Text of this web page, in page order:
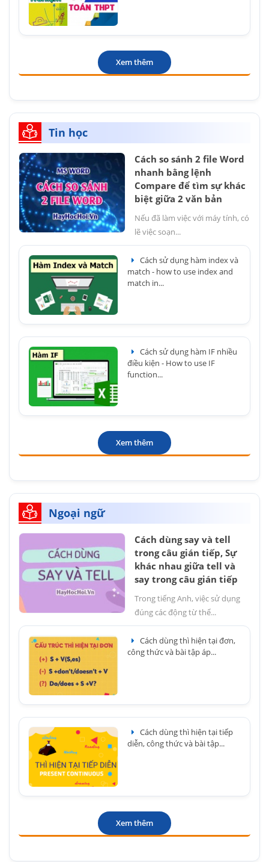
Xem thêm
Tin học
Cách so sánh 2 file Word
nhanh bằng lệnh
Compare để tìm sự khác
biệt giữa 2 văn bản
Nếu đã làm việc với máy tính, có
lẽ việc soạn...
Cách sử dụng hàm index và
match - how to use index and
match in...
Cách sử dụng hàm IF nhiều
điều kiện - How to use IF
function...
Xem thêm
Ngoại ngữ
Cách dùng say và tell
trong câu gián tiếp, Sự
khác nhau giữa tell và
say trong câu gián tiếp
Trong tiếng Anh, việc sử dụng
đúng các động từ thể...
Cách dùng thì hiện tại đơn,
công thức và bài tập áp...
Cách dùng thì hiện tại tiếp
diễn, công thức và bài tập...
Xem thêm